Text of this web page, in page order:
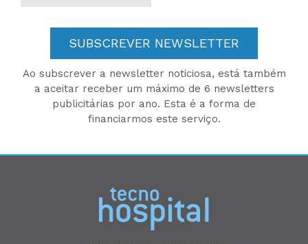
SUBSCREVER NEWSLETTER
Ao subscrever a newsletter noticiosa, está também
a aceitar receber um máximo de 6 newsletters
publicitárias por ano. Esta é a forma de
financiarmos este serviço.